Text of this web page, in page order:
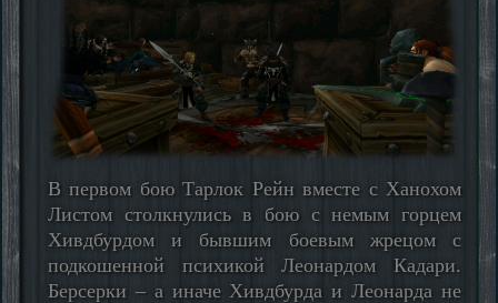
В первом бою Тарлок Рейн вместе с Ханохом
Листом столкнулись в бою с немым горцем
Хивдбурдом и бывшим боевым жрецом с
подкошенной психикой Леонардом Кадари.
Берсерки – а иначе Хивдбурда и Леонарда не